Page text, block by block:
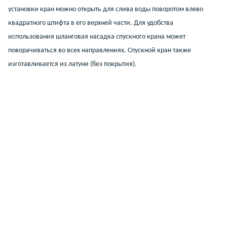
установки кран можно открыть для слива воды поворотом влево
квадратного штифта в его верхней части. Для удобства
использования шланговая насадка спускного крана может
поворачиваться во всех направлениях. Спускной кран также
изготавливается из латуни (без покрытия).